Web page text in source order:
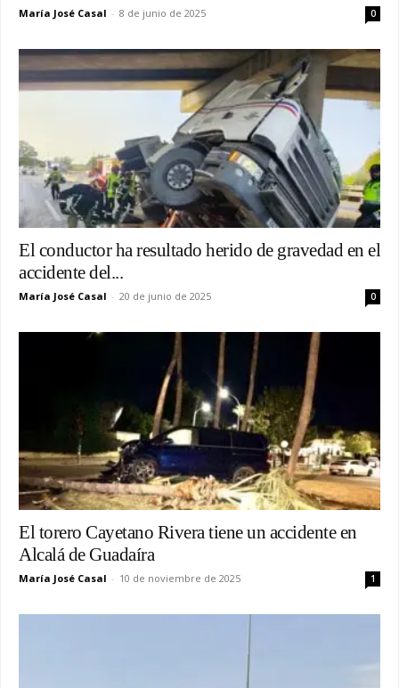
María José Casal - 8 de junio de 2025 0
El conductor ha resultado herido de gravedad en el
accidente del...
María José Casal - 20 de junio de 2025 0
El torero Cayetano Rivera tiene un accidente en
Alcalá de Guadaíra
María José Casal - 10 de noviembre de 2025 1